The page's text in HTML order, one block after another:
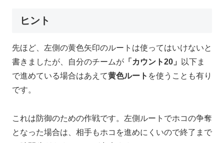
ヒント
先ほど、左側の黄色矢印のルートは使ってはいけないと
書きましたが、自分のチームが 「カウント20」
以下ま
で進めている場合はあえて黄色ルート を使うことも有り
です。
これは防御のための作戦です。左側ルートでホコの争奪
となった場合は、相手もホコを進めにくいので終了まで